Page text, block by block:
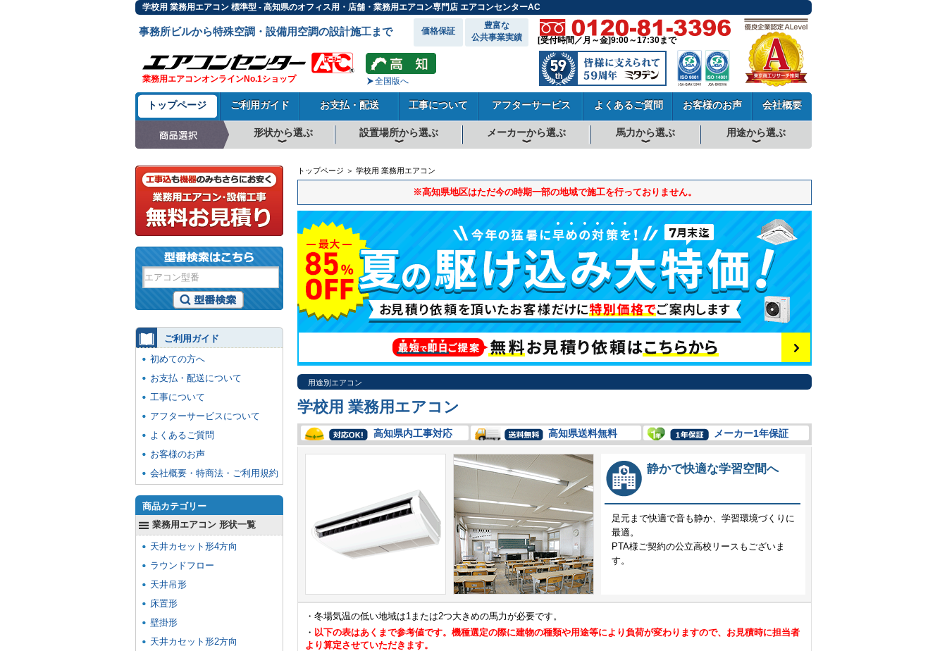
学校用 業務用エアコン 標準型 - 高知県のオフィス用・店舗・業務用エアコン専門店 エアコンセンターAC
事務所ビルから特殊空調・設備用空調の設計施工まで 価格保証
豊富な
公共事業実績
業務用エアコンオンラインNo.1ショップ 全国版へ
[受付時間／月～金]9:00～17:30まで
トップページ ご利用ガイド お支払・配送 工事について アフターサービス よくあるご質問 お客様のお声 会社概要
形状から選ぶ 設置場所から選ぶ メーカーから選ぶ 馬力から選ぶ 用途から選ぶ
トップページ ＞ 学校用 業務用エアコン
※高知県地区はただ今の時期一部の地域で施工を行っておりません。
用途別エアコン
学校用 業務用エアコン
高知県内工事対応 高知県送料無料 メーカー1年保証
静かで快適な学習空間へ
足元まで快適で音も静か、学習環境づくりに
最適。
PTA様ご契約の公立高校リースもございま
す。
・冬場気温の低い地域は1または2つ大きめの馬力が必要です。
・ 以下の表はあくまで参考値です。機種選定の際に建物の種類や用途等により負荷が変わりますので、お見積時に担当者
より算定させていただきます。
ご利用ガイド
初めての方へ
お支払・配送について
工事について
アフターサービスについて
よくあるご質問
お客様のお声
会社概要・特商法・ご利用規約
商品カテゴリー
業務用エアコン 形状一覧
天井カセット形4方向
ラウンドフロー
天井吊形
床置形
壁掛形
天井カセット形2方向